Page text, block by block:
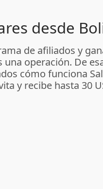
desde
de afiliados y
operación. De
cómo funciona
y recibe hasta 30